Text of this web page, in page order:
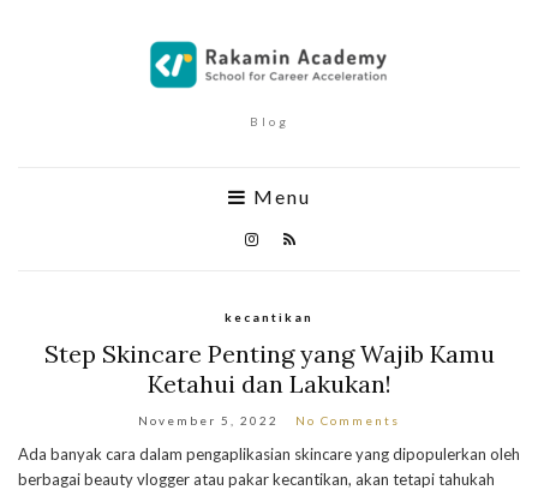
Blog
Menu
kecantikan
Step Skincare Penting yang Wajib Kamu
Ketahui dan Lakukan!
November 5, 2022 No Comments
Ada banyak cara dalam pengaplikasian skincare yang dipopulerkan oleh
berbagai beauty vlogger atau pakar kecantikan, akan tetapi tahukah